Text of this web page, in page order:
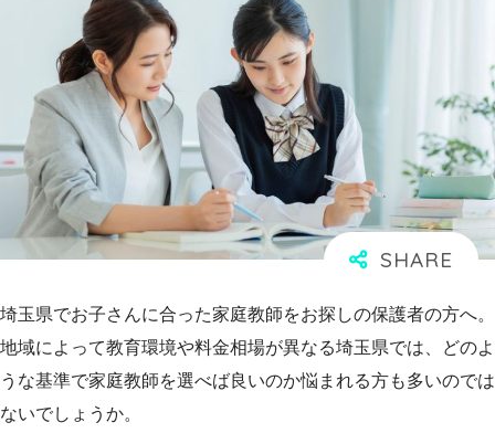
埼玉県でお子さんに合った家庭教師をお探しの保護者の方へ。
地域によって教育環境や料金相場が異なる埼玉県では、どのよ
うな基準で家庭教師を選べば良いのか悩まれる方も多いのでは
ないでしょうか。